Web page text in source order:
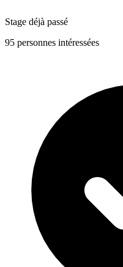
Stage déjà passé
95 personnes intéressées